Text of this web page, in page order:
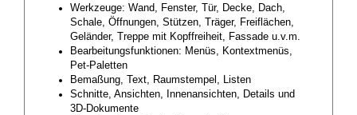
Werkzeuge: Wand, Fenster, Tür, Decke, Dach,
Schale, Öffnungen, Stützen, Träger, Freiflächen,
Geländer, Treppe mit Kopffreiheit, Fassade u.v.m.
Bearbeitungsfunktionen: Menüs, Kontextmenüs,
Pet-Paletten
Bemaßung, Text, Raumstempel, Listen
Schnitte, Ansichten, Innenansichten, Details und
3D-Dokumente